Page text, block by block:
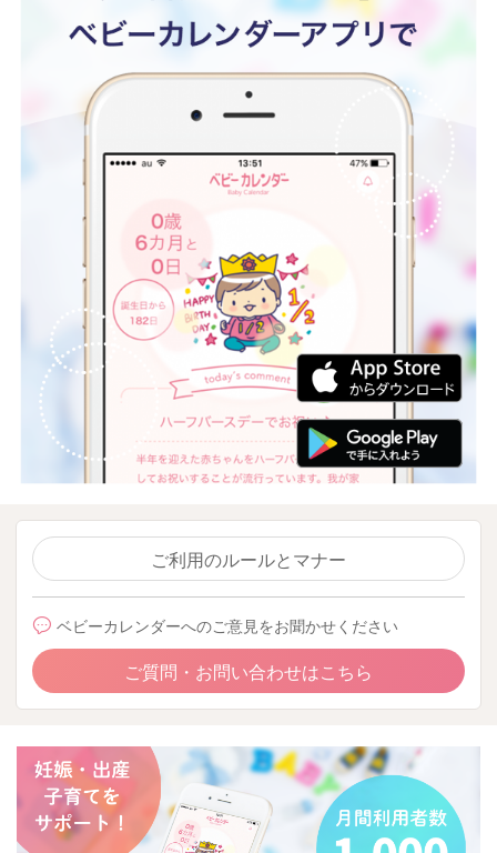
ご利用のルールとマナー
ベビーカレンダーへのご意見をお聞かせください
ご質問・お問い合わせはこちら